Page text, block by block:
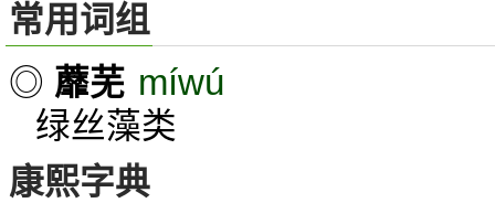
常用词组
◎ 蘼芜 míwú
绿丝藻类
康熙字典